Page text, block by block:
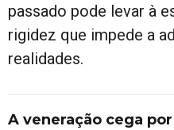
passado pode levar à
rigidez que impede a
realidades.
A veneração cega